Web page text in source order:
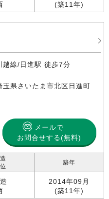
(築11年)
越線/日進駅 徒歩7分
玉県さいたま市北区日進町
メールで
お問合せする(無料)
築年
2014年09月
(築11年)